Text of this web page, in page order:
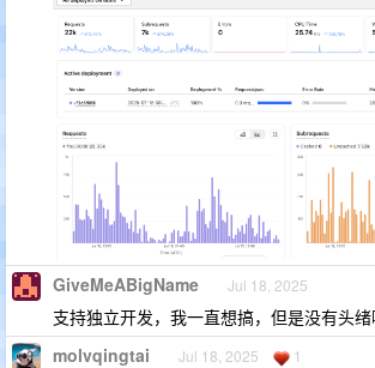
GiveMeABigName Jul 18, 2025
支持独立开发，我一直想搞，但是没有头
molvqingtai Jul 18, 2025 1